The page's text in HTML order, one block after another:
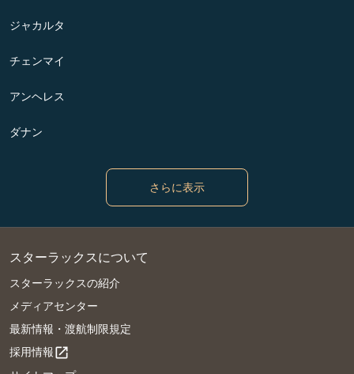
ジャカルタ
チェンマイ
アンヘレス
ダナン
さらに表示
スターラックスについて
スターラックスの紹介
メディアセンター
最新情報・渡航制限規定
採用情報open_in_new